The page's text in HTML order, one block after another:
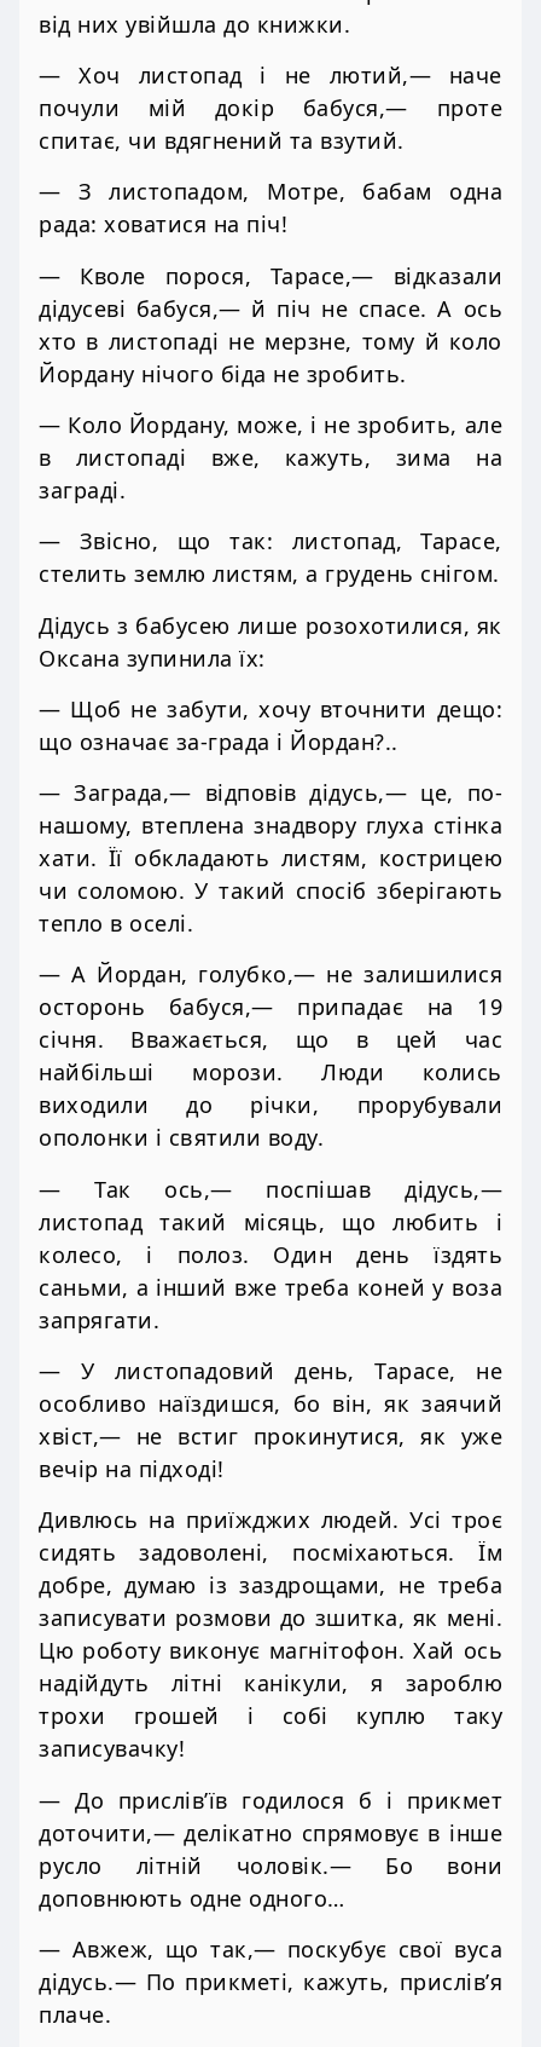
від них увійшла до книжки.
— Хоч листопад і не лютий,— наче
почули мій докір бабуся,— проте
спитає, чи вдягнений та взутий.
— З листопадом, Мотре, бабам одна
рада: ховатися на піч!
— Кволе порося, Тарасе,— відказали
дідусеві бабуся,— й піч не спасе. А ось
хто в листопаді не мерзне, тому й коло
Йордану нічого біда не зробить.
— Коло Йордану, може, і не зробить, але
в листопаді вже, кажуть, зима на
заграді.
— Звісно, що так: листопад, Тарасе,
стелить землю листям, а грудень снігом.
Дідусь з бабусею лише розохотилися, як
Оксана зупинила їх:
— Щоб не забути, хочу вточнити дещо:
що означає за-града і Йордан?..
— Заграда,— відповів дідусь,— це, по-
нашому, втеплена знадвору глуха стінка
хати. Її обкладають листям, кострицею
чи соломою. У такий спосіб зберігають
тепло в оселі.
— А Йордан, голубко,— не залишилися
осторонь бабуся,— припадає на 19
січня. Вважається, що в цей час
найбільші морози. Люди колись
виходили до річки, прорубували
ополонки і святили воду.
— Так ось,— поспішав дідусь,—
листопад такий місяць, що любить і
колесо, і полоз. Один день їздять
саньми, а інший вже треба коней у воза
запрягати.
— У листопадовий день, Тарасе, не
особливо наїздишся, бо він, як заячий
хвіст,— не встиг прокинутися, як уже
вечір на підході!
Дивлюсь на приїжджих людей. Усі троє
сидять задоволені, посміхаються. Їм
добре, думаю із заздрощами, не треба
записувати розмови до зшитка, як мені.
Цю роботу виконує магнітофон. Хай ось
надійдуть літні канікули, я зароблю
трохи грошей і собі куплю таку
записувачку!
— До прислів’їв годилося б і прикмет
доточити,— делікатно спрямовує в інше
русло літній чоловік.— Бо вони
доповнюють одне одного…
— Авжеж, що так,— поскубує свої вуса
дідусь.— По прикметі, кажуть, прислів’я
плаче.